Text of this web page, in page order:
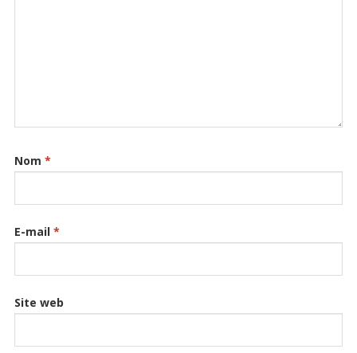
Nom *
E-mail *
Site web